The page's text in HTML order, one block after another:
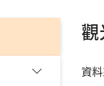
資